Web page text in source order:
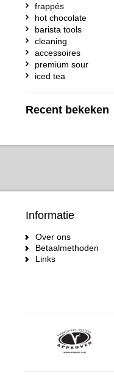
frappés
hot chocolate
barista tools
cleaning
accessoires
premium sour
iced tea
Recent bekeken
Informatie
Over ons
Betaalmethoden
Links